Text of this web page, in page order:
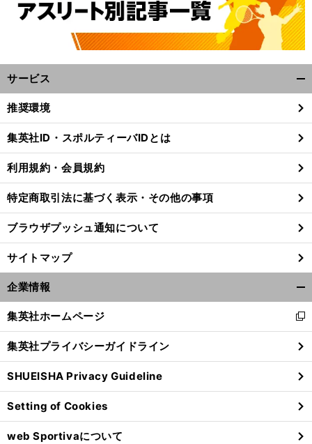
中
」
。
前
サービス
閉
る
推奨環境
集英社ID・スポルティーバIDとは
利用規約・会員規約
特定商取引法に基づく表示・その他の事項
ブラウザプッシュ通知について
サイトマップ
企業情報
閉
る
集英社ホームページ
新
し
い
ウ
ィ
ン
ド
ウ
で
集英社プライバシーガイドライン
SHUEISHA Privacy Guideline
Setting of Cookies
web Sportivaについて